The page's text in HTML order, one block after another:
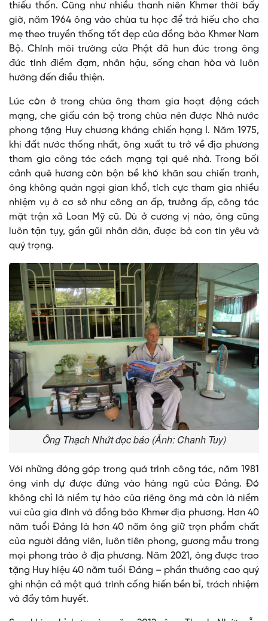
thiếu thốn. Cũng như nhiều thanh niên Khmer thời bấy
giờ, năm 1964 ông vào chùa tu học để trả hiếu cho cha
mẹ theo truyền thống tốt đẹp của đồng bào Khmer Nam
Bộ. Chính môi trường cửa Phật đã hun đúc trong ông
đức tính điềm đạm, nhân hậu, sống chan hòa và luôn
hướng đến điều thiện.
Lúc còn ở trong chùa ông tham gia hoạt động cách
mạng, che giấu cán bộ trong chùa nên được Nhà nước
phong tặng Huy chương kháng chiến hạng I. Năm 1975,
khi đất nước thống nhất, ông xuất tu trở về địa phương
tham gia công tác cách mạng tại quê nhà. Trong bối
cảnh quê hương còn bộn bề khó khăn sau chiến tranh,
ông không quản ngại gian khổ, tích cực tham gia nhiều
nhiệm vụ ở cơ sở như công an ấp, trưởng ấp, công tác
mặt trận xã Loan Mỹ cũ. Dù ở cương vị nào, ông cũng
luôn tận tụy, gần gũi nhân dân, được bà con tin yêu và
quý trọng.
Ông Thạch Nhứt đọc báo (Ảnh: Chanh Tuy)
Với những đóng góp trong quá trình công tác, năm 1981
ông vinh dự được đứng vào hàng ngũ của Đảng. Đó
không chỉ là niềm tự hào của riêng ông mà còn là niềm
vui của gia đình và đồng bào Khmer địa phương. Hơn 40
năm tuổi Đảng là hơn 40 năm ông giữ trọn phẩm chất
của người đảng viên, luôn tiên phong, gương mẫu trong
mọi phong trào ở địa phương. Năm 2021, ông được trao
tặng Huy hiệu 40 năm tuổi Đảng – phần thưởng cao quý
ghi nhận cả một quá trình cống hiến bền bỉ, trách nhiệm
và đầy tâm huyết.